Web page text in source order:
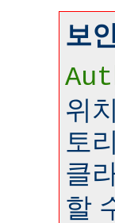
보
위
토
클
할